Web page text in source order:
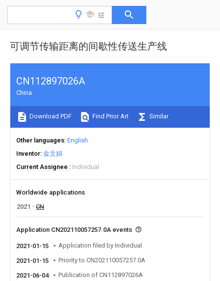
可调节传输距离的间歇性传送生产线
CN112897026A
China
Download PDF Find Prior Art Similar
Other languages English
Inventor 金文娟
Current Assignee
Individual
Worldwide applications
2021
CN
Application CN202110057257.0A events
2021-01-15 Application filed by Individual
2021-01-15 Priority to CN202110057257.0A
2021-06-04 Publication of CN112897026A